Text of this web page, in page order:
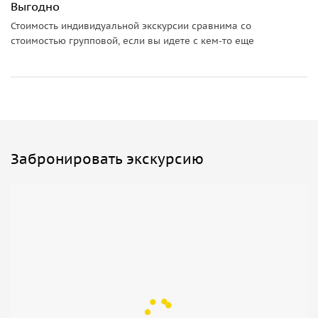
диктовала субординацию. Эту версию усиливает другое
которого был сделан Крест Спасителя, дарующего вечную
Жизнь.
традиции — Троица) сообщили Аврааму, что у него
родится долгожданный законнорожденный сын Исаак.
Выгодно
Стоимость индивидуальной экскурсии сравнима со
стоимостью групповой, если вы идете с кем-то еще
Забронировать экскурсию